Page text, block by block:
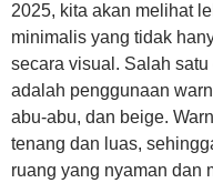
2025, kita akan melihat
minimalis yang tidak
secara visual. Salah
adalah penggunaan
abu-abu, dan beige.
tenang dan luas,
ruang yang nyaman dan